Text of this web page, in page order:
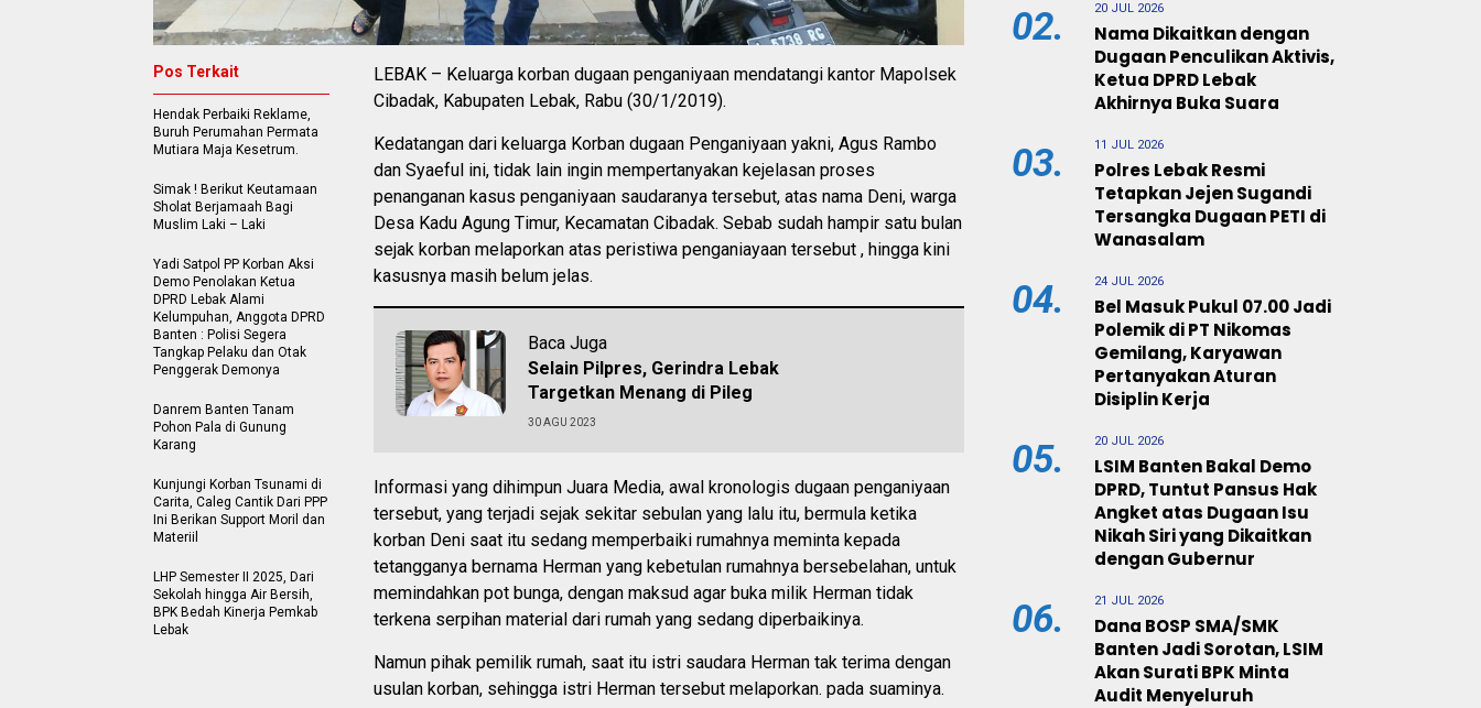
LEBAK – Keluarga korban dugaan penganiyaan mendatangi kantor Mapolsek
Cibadak, Kabupaten Lebak, Rabu (30/1/2019).
Kedatangan dari keluarga Korban dugaan Penganiyaan yakni, Agus Rambo
dan Syaeful ini, tidak lain ingin mempertanyakan kejelasan proses
penanganan kasus penganiyaan saudaranya tersebut, atas nama Deni, warga
Desa Kadu Agung Timur, Kecamatan Cibadak. Sebab sudah hampir satu bulan
sejak korban melaporkan atas peristiwa penganiayaan tersebut , hingga kini
kasusnya masih belum jelas.
Baca Juga
Selain Pilpres, Gerindra Lebak
Targetkan Menang di Pileg
30 AGU 2023
Informasi yang dihimpun Juara Media, awal kronologis dugaan penganiyaan
tersebut, yang terjadi sejak sekitar sebulan yang lalu itu, bermula ketika
korban Deni saat itu sedang memperbaiki rumahnya meminta kepada
tetangganya bernama Herman yang kebetulan rumahnya bersebelahan, untuk
memindahkan pot bunga, dengan maksud agar buka milik Herman tidak
terkena serpihan material dari rumah yang sedang diperbaikinya.
Namun pihak pemilik rumah, saat itu istri saudara Herman tak terima dengan
usulan korban, sehingga istri Herman tersebut melaporkan. pada suaminya.
Pos Terkait
Hendak Perbaiki Reklame,
Buruh Perumahan Permata
Mutiara Maja Kesetrum.
Simak ! Berikut Keutamaan
Sholat Berjamaah Bagi
Muslim Laki – Laki
Yadi Satpol PP Korban Aksi
Demo Penolakan Ketua
DPRD Lebak Alami
Kelumpuhan, Anggota DPRD
Banten : Polisi Segera
Tangkap Pelaku dan Otak
Penggerak Demonya
Danrem Banten Tanam
Pohon Pala di Gunung
Karang
Kunjungi Korban Tsunami di
Carita, Caleg Cantik Dari PPP
Ini Berikan Support Moril dan
Materiil
LHP Semester II 2025, Dari
Sekolah hingga Air Bersih,
BPK Bedah Kinerja Pemkab
Lebak
02. 20 JUL 2026
Nama Dikaitkan dengan
Dugaan Penculikan Aktivis,
Ketua DPRD Lebak
Akhirnya Buka Suara
03. 11 JUL 2026
Polres Lebak Resmi
Tetapkan Jejen Sugandi
Tersangka Dugaan PETI di
Wanasalam
04. 24 JUL 2026
Bel Masuk Pukul 07.00 Jadi
Polemik di PT Nikomas
Gemilang, Karyawan
Pertanyakan Aturan
Disiplin Kerja
05. 20 JUL 2026
LSIM Banten Bakal Demo
DPRD, Tuntut Pansus Hak
Angket atas Dugaan Isu
Nikah Siri yang Dikaitkan
dengan Gubernur
06. 21 JUL 2026
Dana BOSP SMA/SMK
Banten Jadi Sorotan, LSIM
Akan Surati BPK Minta
Audit Menyeluruh